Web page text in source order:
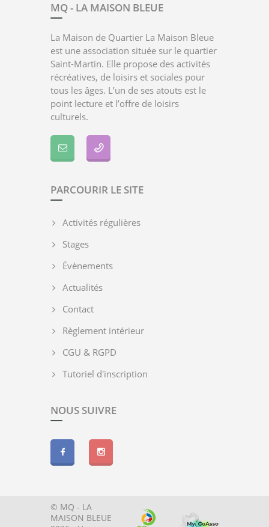
MQ - LA MAISON BLEUE
La Maison de Quartier La Maison Bleue
est une association située sur le quartier
Saint-Martin. Elle propose des activités
récréatives, de loisirs et sociales pour
tous les âges. L’un de ses atouts est le
point lecture et l’offre de loisirs
culturels.
PARCOURIR LE SITE
Activités régulières
Stages
Évènements
Actualités
Contact
Règlement intérieur
CGU & RGPD
Tutoriel d'inscription
NOUS SUIVRE
© MQ - LA
MAISON BLEUE